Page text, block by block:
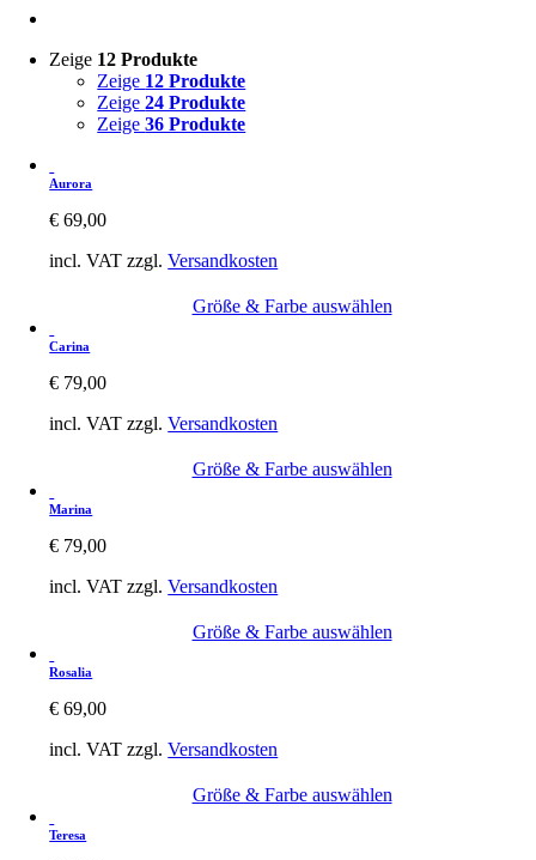
Zeige 12 Produkte
Zeige 12 Produkte
Zeige24 Produkte
Zeige36 Produkte
Aurora
€ 69,00
incl. VAT zzgl.Versandkosten
Größe & Farbe auswählen
Carina
€ 79,00
incl. VAT zzgl.Versandkosten
Größe & Farbe auswählen
Marina
€ 79,00
incl. VAT zzgl.Versandkosten
Größe & Farbe auswählen
Rosalia
€ 69,00
incl. VAT zzgl.Versandkosten
Größe & Farbe auswählen
Teresa